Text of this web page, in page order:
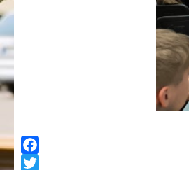
Valsts aizsardzības mācību programma
Profesionālās izglītības programmas
Kokizstrādājumu izgatavošana
Šūto izstrādājumu ražošanas tehnoloģija
Facebook